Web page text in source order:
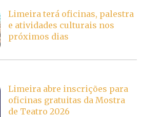
Limeira terá oficinas, palestra
e atividades culturais nos
próximos dias
Limeira abre inscrições para
oficinas gratuitas da Mostra
de Teatro 2026